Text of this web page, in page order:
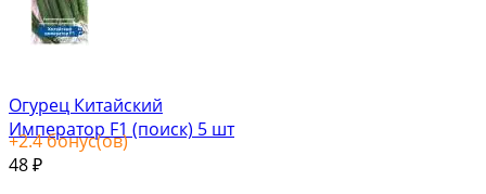
Огурец Китайский
Император F1 (поиск) 5 шт
+2.4бонус(ов)
48 ₽